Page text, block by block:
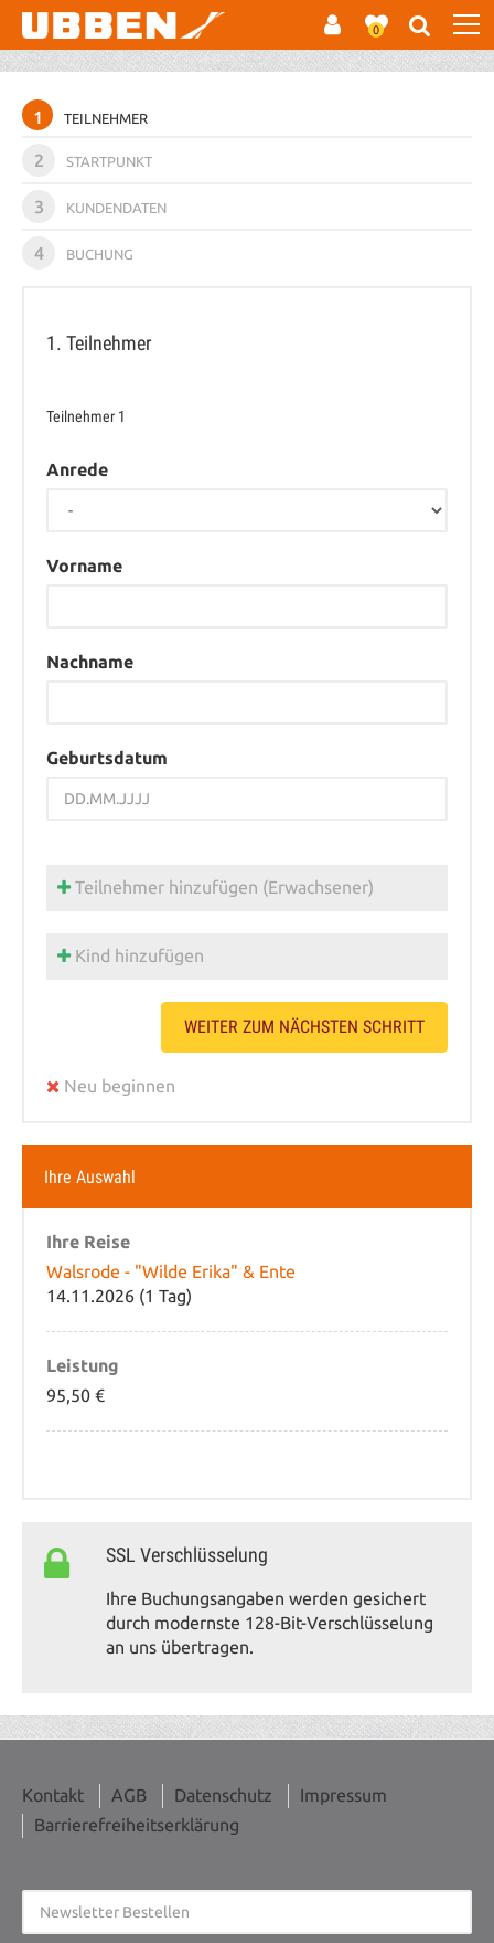
0
1 TEILNEHMER
2 STARTPUNKT
3 KUNDENDATEN
4 BUCHUNG
1. Teilnehmer
Teilnehmer 1
Anrede
Vorname
Nachname
Geburtsdatum
Teilnehmer hinzufügen (Erwachsener)
Kind hinzufügen
WEITER ZUM NÄCHSTEN SCHRITT
Neu beginnen
Ihre Auswahl
Ihre Reise
Walsrode - "Wilde Erika" & Ente
14.11.2026 (1 Tag)
Leistung
95,50 €
SSL Verschlüsselung
Ihre Buchungsangaben werden gesichert
durch modernste 128-Bit-Verschlüsselung
an uns übertragen.
Kontakt AGB Datenschutz
Impressum
Barrierefreiheitserklärung